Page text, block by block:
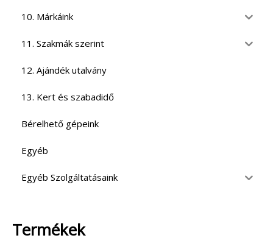
10. Márkáink
11. Szakmák szerint
12. Ajándék utalvány
13. Kert és szabadidő
Bérelhető gépeink
Egyéb
Egyéb Szolgáltatásaink
Termékek